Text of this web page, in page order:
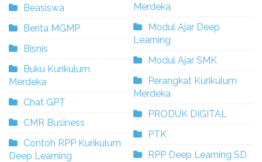
Beasiswa
Berita MGMP
Bisnis
Buku Kurikulum
Merdeka
Chat GPT
CMR Business
Contoh RPP Kurikulum
Deep Learning
Merdeka
Modul Ajar Deep
Learning
Modul Ajar SMK
Perangkat Kurikulum
Merdeka
PRODUK DIGITAL
PTK
RPP Deep Learning SD